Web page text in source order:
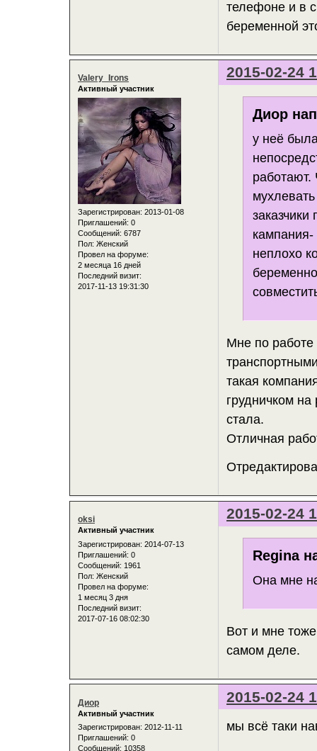
телефоне и в
беременной
2015-02-24
Valery_Irons
Активный участник
Зарегистрирован: 2013-01-08
Приглашений: 0
Сообщений: 6787
Пол: Женский
Провел на форуме:
2 месяца 16 дней
Последний визит:
2017-11-13 19:31:30
Диор
у неё
работают.
кампания-
неплохо
Мне по работе
такая
грудничком
стала.
Отличная
2015-02-24
oksi
Активный участник
Зарегистрирован: 2014-07-13
Приглашений: 0
Сообщений: 1961
Пол: Женский
Провел на форуме:
1 месяц 3 дня
Последний визит:
2017-07-16 08:02:30
Regina
Она мне
Вот и мне
самом деле.
2015-02-24
Диор
Активный участник
Зарегистрирован: 2012-11-11
Приглашений: 0
Сообщений: 10358
мы всё таки